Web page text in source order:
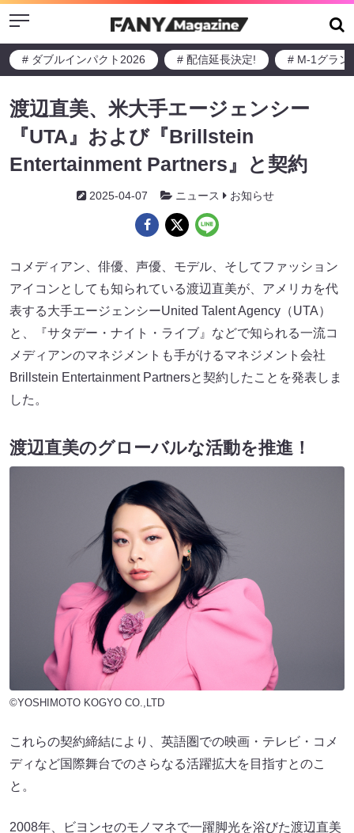
Menu
# ダブルインパクト2026 # 配信延長決定! # M-1グラン
渡辺直美、米大手エージェンシー
『UTA』および『Brillstein
Entertainment Partners』と契約
2025-04-07 ニュース お知らせ
コメディアン、俳優、声優、モデル、そしてファッション
アイコンとしても知られている渡辺直美が、アメリカを代
表する大手エージェンシーUnited Talent Agency（UTA）
と、『サタデー・ナイト・ライブ』などで知られる一流コ
メディアンのマネジメントも手がけるマネジメント会社
Brillstein Entertainment Partnersと契約したことを発表しま
した。
渡辺直美のグローバルな活動を推進！
©YOSHIMOTO KOGYO CO.,LTD
これらの契約締結により、英語圏での映画・テレビ・コメ
ディなど国際舞台でのさらなる活躍拡大を目指すとのこ
と。
2008年、ビヨンセのモノマネで一躍脚光を浴びた渡辺直美